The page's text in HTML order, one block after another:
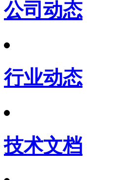
公司动态
行业动态
技术文档